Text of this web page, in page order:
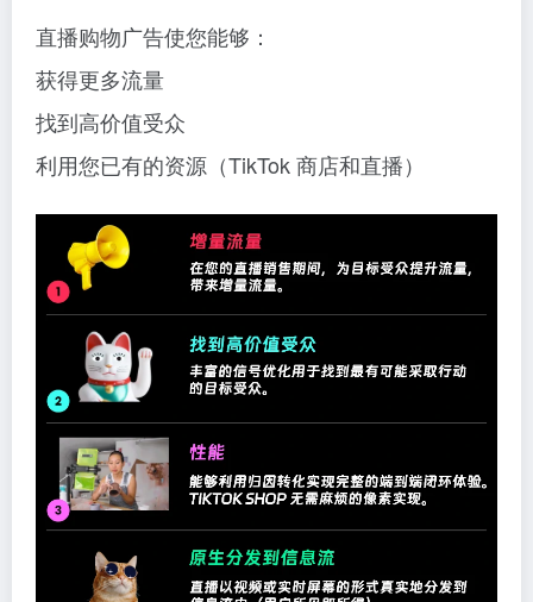
直播购物广告使您能够：
获得更多流量
找到高价值受众
利用您已有的资源（TikTok 商店和直播）